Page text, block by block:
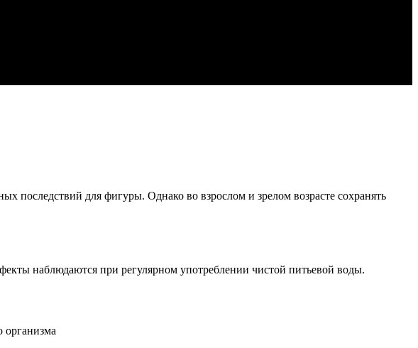
последствий для фигуры. Однако во взрослом и зрелом возрасте сохранять
наблюдаются при регулярном употреблении чистой питьевой воды.
организма